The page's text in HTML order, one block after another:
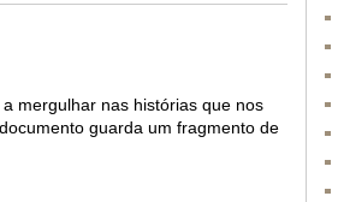
mergulhar nas histórias que nos
guarda um fragmento de